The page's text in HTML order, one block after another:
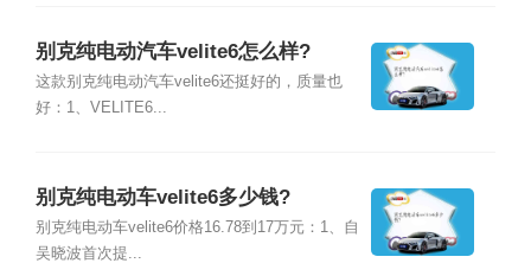
别克纯电动汽车velite6怎么样?
这款别克纯电动汽车velite6还挺好的，质量也
好：1、VELITE6...
别克纯电动车velite6多少钱?
别克纯电动车velite6价格16.78到17万元：1、自
吴晓波首次提...